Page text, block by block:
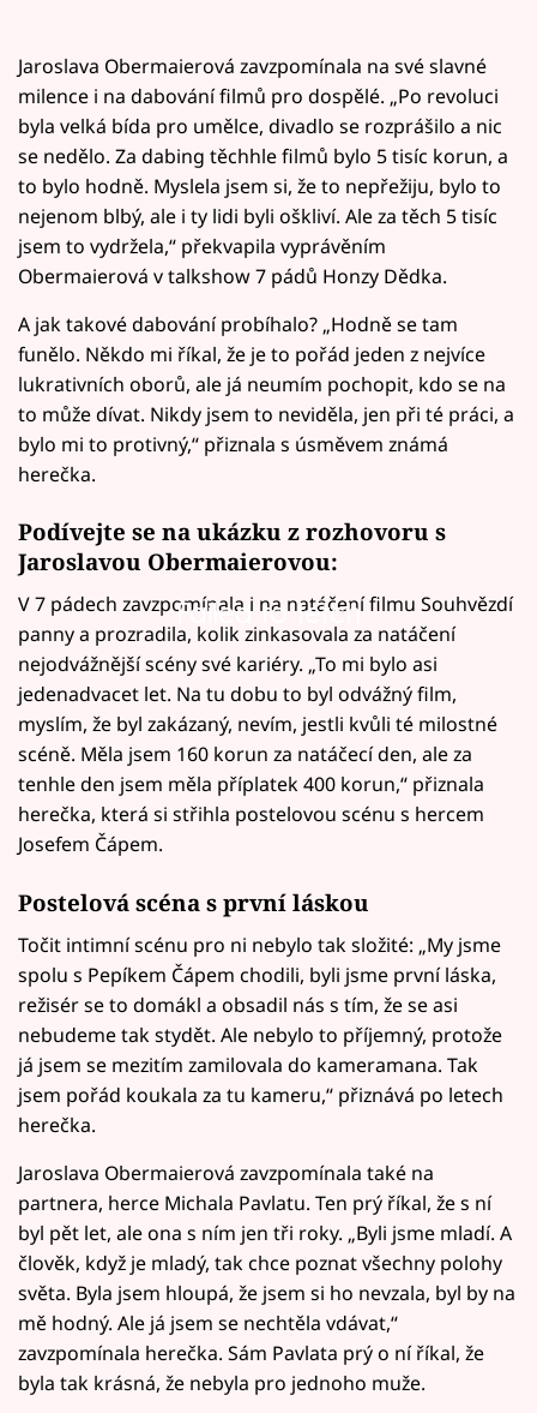
Jaroslava Obermaierová zavzpomínala na své slavné
milence i na dabování filmů pro dospělé. „Po revoluci
byla velká bída pro umělce, divadlo se rozprášilo a nic
se nedělo. Za dabing těchhle filmů bylo 5 tisíc korun, a
to bylo hodně. Myslela jsem si, že to nepřežiju, bylo to
nejenom blbý, ale i ty lidi byli oškliví. Ale za těch 5 tisíc
jsem to vydržela,“ překvapila vyprávěním
Obermaierová v talkshow 7 pádů Honzy Dědka.
A jak takové dabování probíhalo? „Hodně se tam
funělo. Někdo mi říkal, že je to pořád jeden z nejvíce
lukrativních oborů, ale já neumím pochopit, kdo se na
to může dívat. Nikdy jsem to neviděla, jen při té práci, a
bylo mi to protivný,“ přiznala s úsměvem známá
herečka.
Podívejte se na ukázku z rozhovoru s
Jaroslavou Obermaierovou:
Failed to fetch
V 7 pádech zavzpomínala i na natáčení filmu Souhvězdí
panny a prozradila, kolik zinkasovala za natáčení
nejodvážnější scény své kariéry. „To mi bylo asi
jedenadvacet let. Na tu dobu to byl odvážný film,
myslím, že byl zakázaný, nevím, jestli kvůli té milostné
scéně. Měla jsem 160 korun za natáčecí den, ale za
tenhle den jsem měla příplatek 400 korun,“ přiznala
herečka, která si střihla postelovou scénu s hercem
Josefem Čápem.
Postelová scéna s první láskou
Točit intimní scénu pro ni nebylo tak složité: „My jsme
spolu s Pepíkem Čápem chodili, byli jsme první láska,
režisér se to domákl a obsadil nás s tím, že se asi
nebudeme tak stydět. Ale nebylo to příjemný, protože
já jsem se mezitím zamilovala do kameramana. Tak
jsem pořád koukala za tu kameru,“ přiznává po letech
herečka.
Jaroslava Obermaierová zavzpomínala také na
partnera, herce Michala Pavlatu. Ten prý říkal, že s ní
byl pět let, ale ona s ním jen tři roky. „Byli jsme mladí. A
člověk, když je mladý, tak chce poznat všechny polohy
světa. Byla jsem hloupá, že jsem si ho nevzala, byl by na
mě hodný. Ale já jsem se nechtěla vdávat,“
zavzpomínala herečka. Sám Pavlata prý o ní říkal, že
byla tak krásná, že nebyla pro jednoho muže.